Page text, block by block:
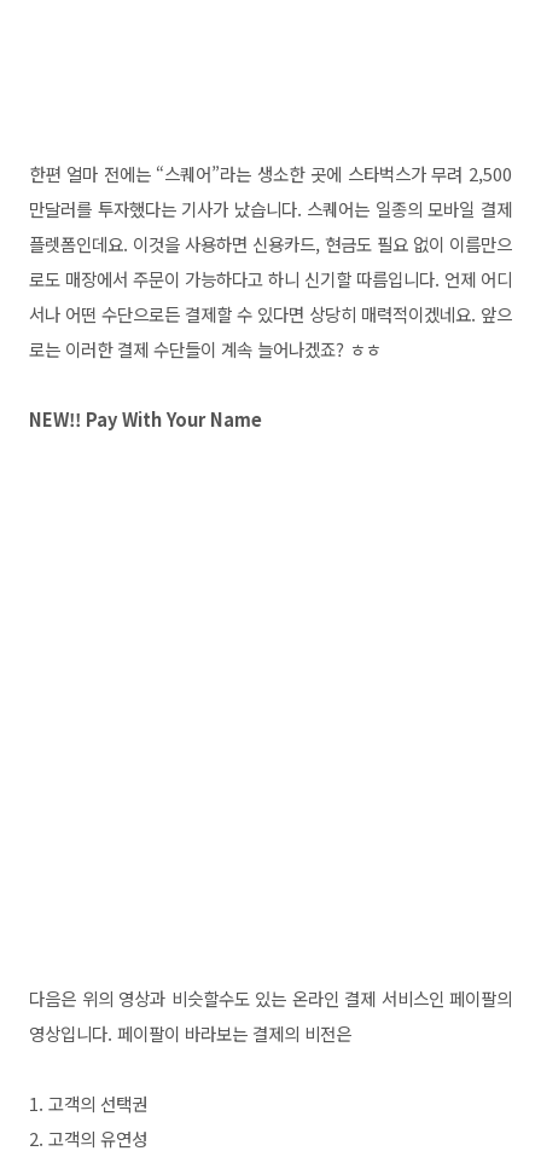
한편 얼마 전에는 “스퀘어”라는 생소한 곳에 스타벅스가 무려 2,500
만달러를 투자했다는 기사가 났습니다. 스퀘어는 일종의 모바일 결제
플렛폼인데요. 이것을 사용하면 신용카드, 현금도 필요 없이 이름만으
로도 매장에서 주문이 가능하다고 하니 신기할 따름입니다. 언제 어디
서나 어떤 수단으로든 결제할 수 있다면 상당히 매력적이겠네요. 앞으
로는 이러한 결제 수단들이 계속 늘어나겠죠? ㅎㅎ
NEW!! Pay With Your Name
다음은 위의 영상과 비슷할수도 있는 온라인 결제 서비스인 페이팔의
영상입니다. 페이팔이 바라보는 결제의 비전은
1. 고객의 선택권
2. 고객의 유연성